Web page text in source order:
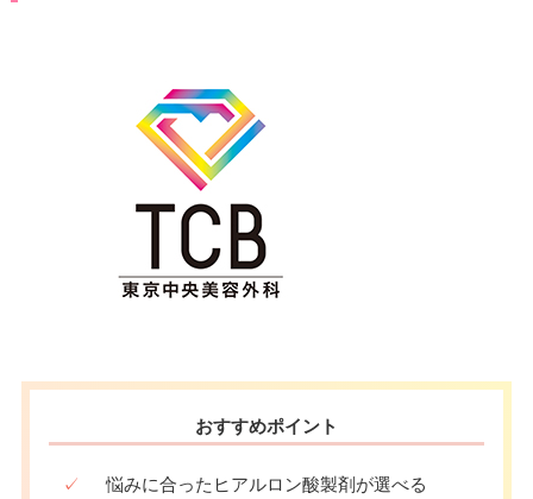
おすすめポイント
✓ 悩みに合ったヒアルロン酸製剤が選べる